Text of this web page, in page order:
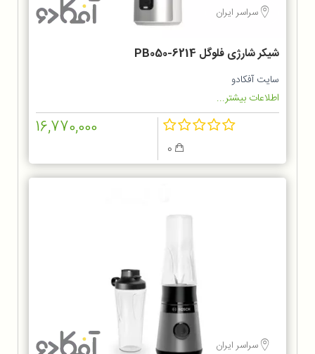
سراسر ایران
شیکر شارژی فلوگل PB050-6214
سایت آفکادو
اطلاعات بیشتر...
16,770,000
سراسر ایران